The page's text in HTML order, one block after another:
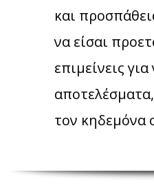
και
να είσαι
επιμείνεις
τον κηδεμόνα